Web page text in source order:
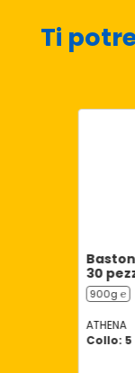
Ti
30
900g ℮
ATHENA
Collo: 5